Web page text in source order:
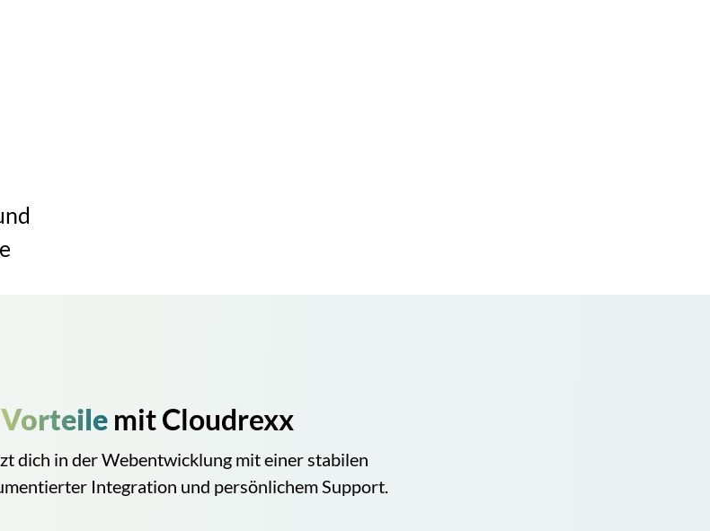
Vorteilemit Cloudrexx
dich in der Webentwicklung mit einer stabilen
Integration und persönlichem Support.